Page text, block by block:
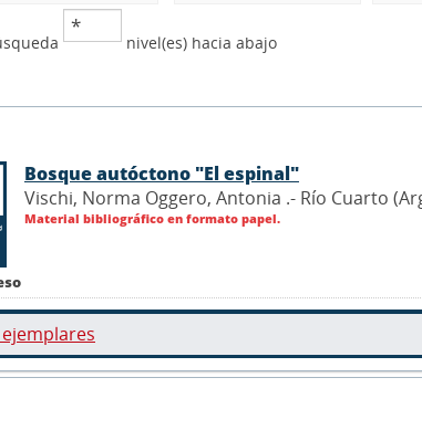
nivel(es) hacia abajo
Bosque autóctono "El espinal"
Vischi, Norma Oggero, Antonia .- Río Cuarto
Material bibliográfico en formato papel.